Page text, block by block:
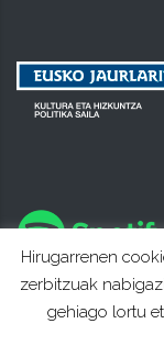
Hirugarrenen
zerbitzuak
gehiago lortu